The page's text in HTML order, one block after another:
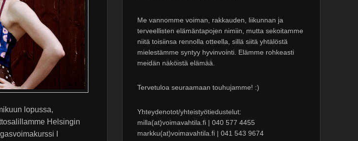
lopussa,
Helsingin
I
Me vannomme voiman, rakkauden, liikunnan ja
terveellisten elämäntapojen nimiin, mutta sekoitamme
niitä toisiinsa rennolla otteella, sillä siitä yhtälöstä
mielestämme syntyy hyvinvointi. Elämme rohkeasti
meidän näköistä elämää.
Tervetuloa seuraamaan touhujamme! :)
Yhteydenotot/yhteistyötiedustelut:
milla(at)voimavahtila.fi | 040 577 4455
markku(at)voimavahtila.fi | 041 543 9674